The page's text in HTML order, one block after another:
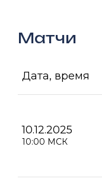
Матчи
Дата, время
10.12.2025
10:00 МСК